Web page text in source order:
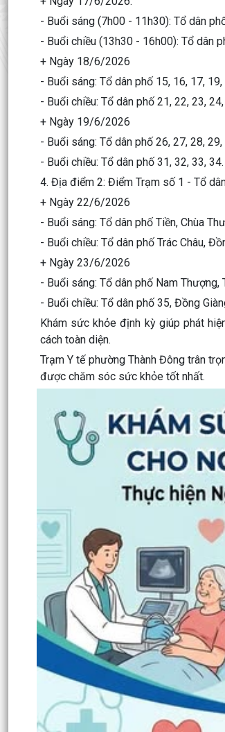
- Buổi sáng (7h00 - 11h30): Tổ dân
- Buổi chiều (13h30 - 16h00): Tổ dân
+ Ngày 18/6/2026
- Buổi sáng: Tổ dân phố 15, 16, 17, 19,
- Buổi chiều: Tổ dân phố 21, 22, 23,
+ Ngày 19/6/2026
- Buổi sáng: Tổ dân phố 26, 27, 28, 29,
- Buổi chiều: Tổ dân phố 31, 32, 33, 34.
4. Địa điểm 2: Điểm Trạm số 1 - Tổ
+ Ngày 22/6/2026
- Buổi sáng: Tổ dân phố Tiền, Chùa
- Buổi chiều: Tổ dân phố Trác Châu,
+ Ngày 23/6/2026
- Buổi sáng: Tổ dân phố Nam Thượng,
- Buổi chiều: Tổ dân phố 35, Đồng
Khám sức khỏe định kỳ giúp phát
cách toàn diện.
Trạm Y tế phường Thành Đông trân
được chăm sóc sức khỏe tốt nhất.